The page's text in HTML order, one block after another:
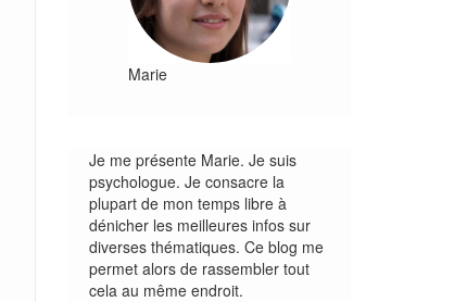
Marie
Je me présente Marie. Je suis
psychologue. Je consacre la
plupart de mon temps libre à
dénicher les meilleures infos sur
diverses thématiques. Ce blog me
permet alors de rassembler tout
cela au même endroit.